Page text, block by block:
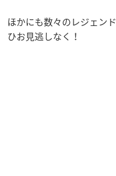
ほかにも数々のレジェン
ひお見逃しなく！